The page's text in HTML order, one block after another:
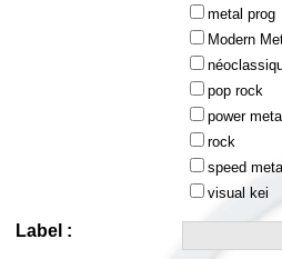
metal prog
Modern
pop rock
power
rock
speed
visual kei
Label :